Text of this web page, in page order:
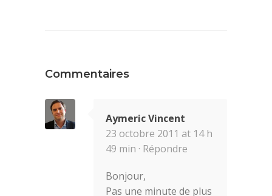
Commentaires
Aymeric Vincent
23 octobre 2011 at 14 h
49 min · Répondre
Bonjour,
Pas une minute de plus